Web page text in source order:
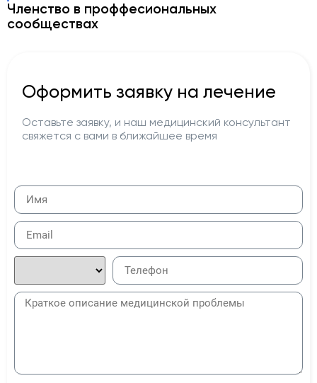
Членство в проффесиональных
сообществах
Оформить заявку на лечение
Оставьте заявку, и наш медицинский консультант
свяжется с вами в ближайшее время